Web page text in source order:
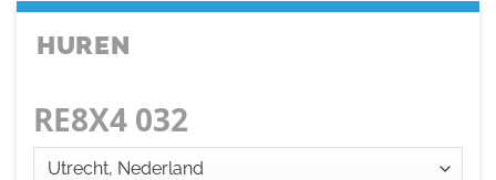
HUREN
RE8X4 032